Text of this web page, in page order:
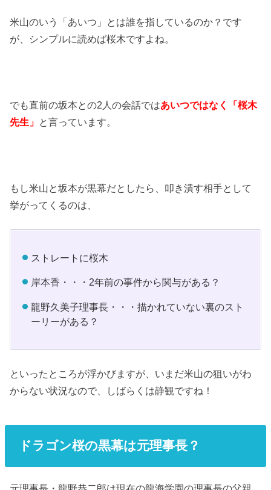
米山のいう「あいつ」とは誰を指しているのか？です
が、シンプルに読めば桜木ですよね。
でも直前の坂本との2人の会話ではあいつではなく「桜木
先生」 と言っています。
もし米山と坂本が黒幕だとしたら、叩き潰す相手として
挙がってくるのは、
ストレートに桜木
岸本香・・・2年前の事件から関与がある？
龍野久美子理事長・・・描かれていない裏のスト
ーリーがある？
といったところが浮かびますが、いまだ米山の狙いがわ
からない状況なので、しばらくは静観ですね！
ドラゴン桜の黒幕は元理事長？